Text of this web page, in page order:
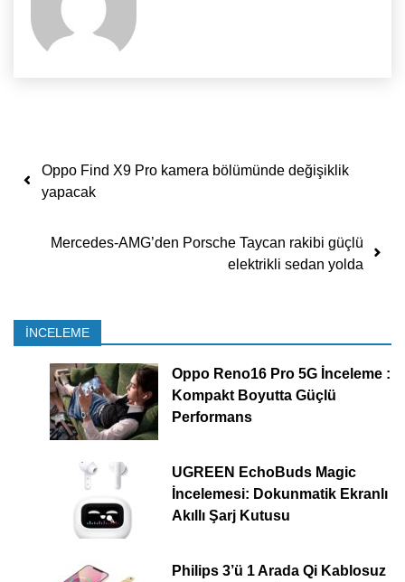
Yazı dolaşımı
Oppo Find X9 Pro kamera bölümünde değişiklik
yapacak
Mercedes-AMG’den Porsche Taycan rakibi güçlü
elektrikli sedan yolda
İNCELEME
Oppo Reno16 Pro 5G İnceleme :
Kompakt Boyutta Güçlü
Performans
UGREEN EchoBuds Magic
İncelemesi: Dokunmatik Ekranlı
Akıllı Şarj Kutusu
Philips 3’ü 1 Arada Qi Kablosuz